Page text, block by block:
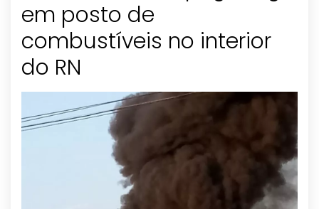
em posto de
combustíveis no interior
do RN